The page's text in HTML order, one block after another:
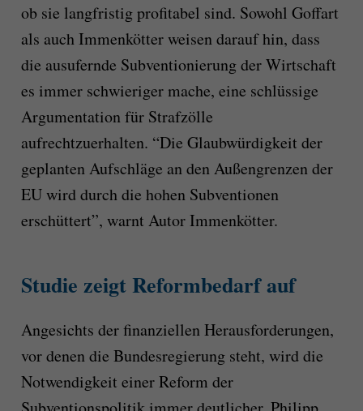
ob sie langfristig profitabel sind. Sowohl Goffart
als auch Immenkötter weisen darauf hin, dass
die ausufernde Subventionierung der Wirtschaft
es immer schwieriger mache, eine schlüssige
Argumentation für Strafzölle
aufrechtzuerhalten. “Die Glaubwürdigkeit der
geplanten Aufschläge an den Außengrenzen der
EU wird durch die hohen Subventionen
erschüttert”, warnt Autor Immenkötter.
Studie zeigt Reformbedarf auf
Angesichts der finanziellen Herausforderungen,
vor denen die Bundesregierung steht, wird die
Notwendigkeit einer Reform der